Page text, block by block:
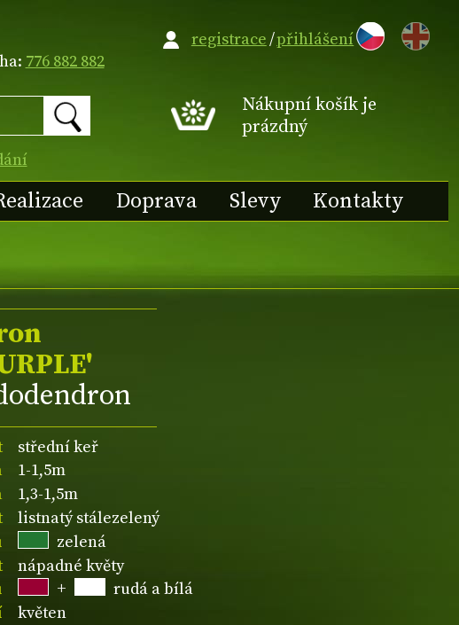
776 882 882
EN
Nákupní košík je
prázdný
Doprava Slevy Kontakty
registrace/přihlášení
střední keř
1-1,5m
1,3-1,5m
listnatý stálezelený
zelená
nápadné květy
+
rudá a bílá
květen